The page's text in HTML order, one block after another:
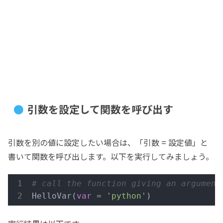
引数を設定して関数を呼び出す
引数を別の値に設定したい場合は、「引数 = 設定値」と
書いて関数を呼び出します。以下を実行してみましょう。
# call the function giving an argument
HelloVar( var = 'python' )